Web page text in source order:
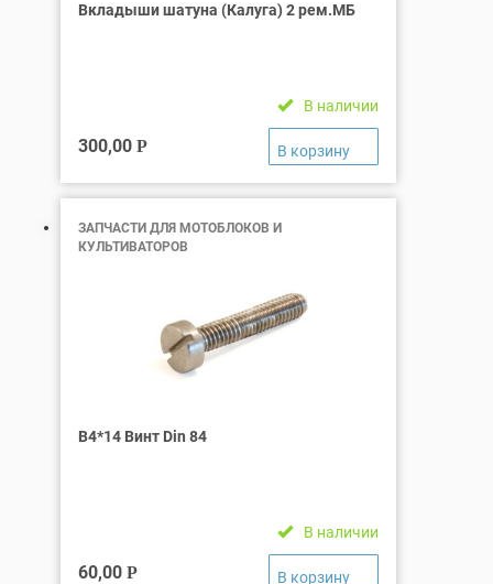
Вкладыши шатуна (Калуга) 2 рем.МБ
В наличии
300,00 Р
ЗАПЧАСТИ ДЛЯ МОТОБЛОКОВ И
КУЛЬТИВАТОРОВ
B4*14 Винт Din 84
В наличии
60,00 Р